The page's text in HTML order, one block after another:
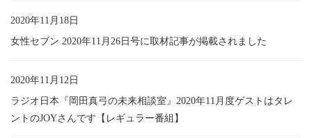
2020年11月18日
女性セブン 2020年11月26日号に取材記事が掲載されました
2020年11月12日
ラジオ日本『岡田真弓の未来相談室』2020年11月度ゲストはタレ
ントのJOYさんです【レギュラー番組】